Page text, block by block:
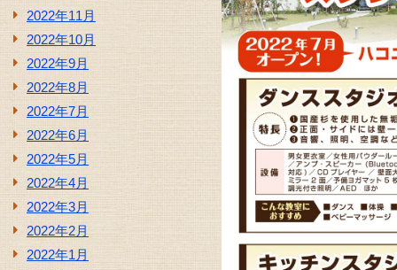
2022年11月
2022年10月
2022年9月
2022年8月
2022年7月
2022年6月
2022年5月
2022年4月
2022年3月
2022年2月
2022年1月